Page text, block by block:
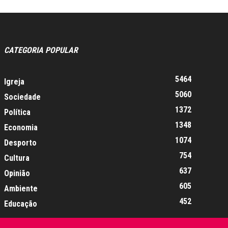
CATEGORIA POPULAR
Igreja
5464
Sociedade
5060
Política
1372
Economia
1348
Desporto
1074
Cultura
754
Opinião
637
Ambiente
605
Educação
452